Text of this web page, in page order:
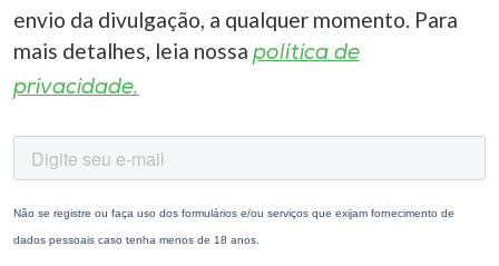
envio da divulgação, a qualquer momento. Para
mais detalhes, leia nossa política de
privacidade.